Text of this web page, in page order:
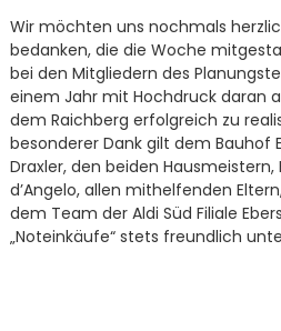
Wir möchten uns nochmals
bedanken, die die Woche
bei den Mitgliedern des
einem Jahr mit Hochdruck daran
dem Raichberg erfolgreich zu
besonderer Dank gilt dem Bauhof
Draxler, den beiden Hausmeistern,
d’Angelo, allen mithelfenden
dem Team der Aldi Süd Filiale
„Noteinkäufe“ stets freundlich